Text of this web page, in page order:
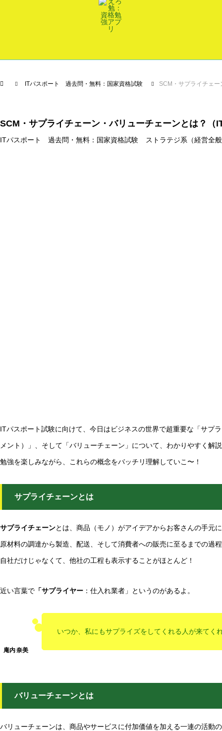
ITパスポート 過去問・無料：国家資格試験 SCM・サプライチェー
SCM・サプライチェーン・バリューチェーンとは？（
ITパスポート 過去問・無料：国家資格試験 ストラテジ系（経営全
ITパスポート試験に向けて、今日はビジネスの世界で超重要な「サプ
メント）」、そして「バリューチェーン」について、わかりやすく解
勉強を楽しみながら、これらの概念をバッチリ理解していこ〜！
サプライチェーンとは
サプライチェーンとは、商品（モノ）がアイデアからお客さんの手元
原材料の調達から製造、配送、そして消費者への販売に至るまでの過
自社だけじゃなくて、他社の工程も表示することがほとんど！
近い言葉で 「サプライヤー ：仕入れ業者」というのがあるよ。
いつか、私にもサプライズをしてくれる人が来てく
バリューチェーンとは
バリューチェーンは、商品やサービスに付加価値を加える一連の活動